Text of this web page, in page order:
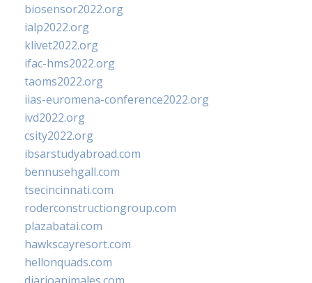
biosensor2022.org
ialp2022.org
klivet2022.org
ifac-hms2022.org
taoms2022.org
iias-euromena-conference2022.org
ivd2022.org
csity2022.org
ibsarstudyabroad.com
bennusehgall.com
tsecincinnati.com
roderconstructiongroup.com
plazabatai.com
hawkscayresort.com
hellonquads.com